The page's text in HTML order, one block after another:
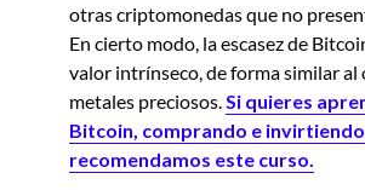
otras criptomonedas que no
En cierto modo, la escasez de
valor intrínseco, de forma similar al
metales preciosos. Si quieres
Bitcoin, comprando e invirtiendo,
recomendamos este curso.